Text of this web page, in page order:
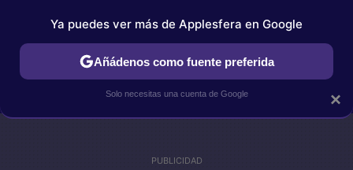
IPHONE TUTORIALES APPLESFERA SELECCIÓN
×
Ya puedes ver más de Applesfera en Google
Añádenos como fuente preferida
Solo necesitas una cuenta de Google